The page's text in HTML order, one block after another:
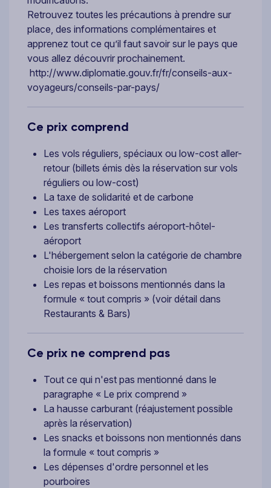
Retrouvez toutes les précautions à prendre sur
place, des informations complémentaires et
apprenez tout ce qu’il faut savoir sur le pays que
vous allez découvrir prochainement.
http://www.diplomatie.gouv.fr/fr/conseils-aux-
voyageurs/conseils-par-pays/
Ce prix comprend
Les vols réguliers, spéciaux ou low-cost aller-
retour (billets émis dès la réservation sur vols
réguliers ou low-cost)
La taxe de solidarité et de carbone
Les taxes aéroport
Les transferts collectifs aéroport-hôtel-
aéroport
L'hébergement selon la catégorie de chambre
choisie lors de la réservation
Les repas et boissons mentionnés dans la
formule « tout compris » (voir détail dans
Restaurants & Bars)
Ce prix ne comprend pas
Tout ce qui n'est pas mentionné dans le
paragraphe « Le prix comprend »
La hausse carburant (réajustement possible
après la réservation)
Les snacks et boissons non mentionnés dans
la formule « tout compris »
Les dépenses d'ordre personnel et les
pourboires